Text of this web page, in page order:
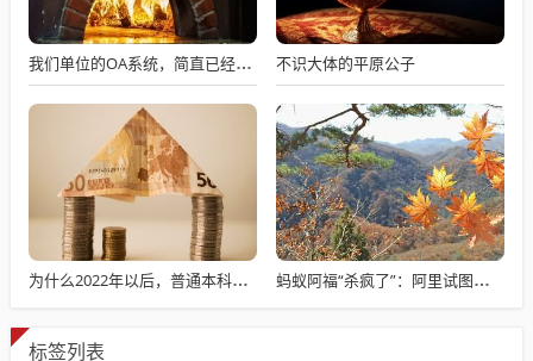
我们单位的OA系统，简直已经成了累赘 不识大体的平原公子
为什么2022年以后，普通本科招生男女比例数据没有了？ 蚂蚁阿福“杀疯了”：阿里试图摘掉AI“紧箍咒”
标签列表